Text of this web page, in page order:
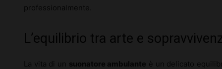
professionalmente.
L’equilibrio tra arte e
La vita di un suonatore ambulante è un delicato